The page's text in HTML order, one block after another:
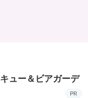
ュー＆ビアガーデ
PR